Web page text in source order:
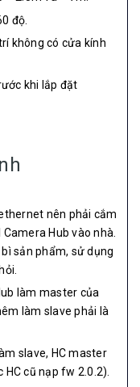
độ.
không có cửa kính
khi lắp đặt
nên phải cắm
Hub vào nhà.
sản phẩm, sử dụng
làm master của
làm slave phải là
slave, HC master
HC cũ nạp fw 2.0.2).